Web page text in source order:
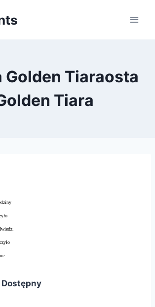
Golden Tiaraosta
Tiara
Dostępny